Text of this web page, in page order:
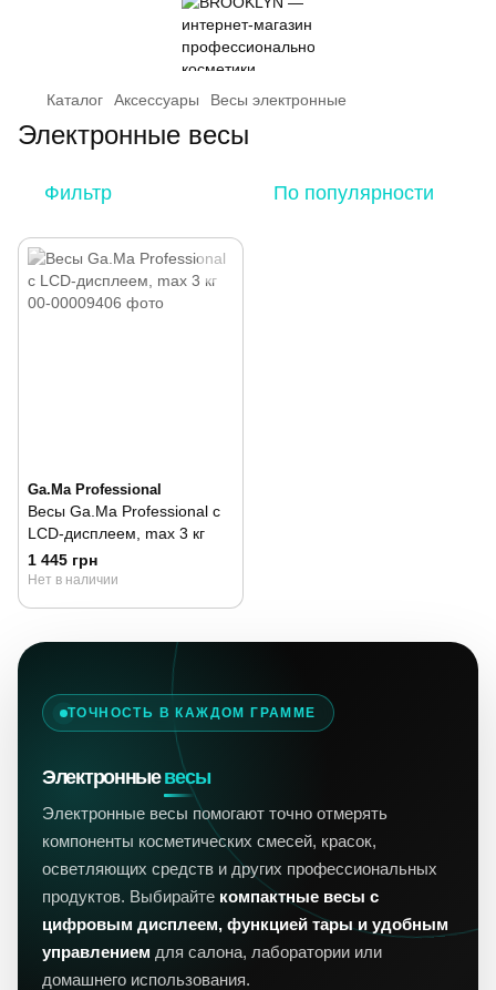
Каталог Аксессуары Весы электронные
Электронные весы
Фильтр По популярности
Ga.Ma Professional
Весы Ga.Ma Professional с
LCD-дисплеем, max 3 кг
1 445 грн
Нет в наличии
ТОЧНОСТЬ В КАЖДОМ ГРАММЕ
Электронныевесы
Электронные весы помогают точно отмерять
компоненты косметических смесей, красок,
осветляющих средств и других профессиональных
продуктов. Выбирайте компактные весы с
цифровым дисплеем, функцией тары и удобным
управлением для салона, лаборатории или
домашнего использования.